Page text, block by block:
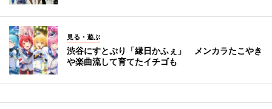
見る・遊ぶ
渋谷にすとぷり「縁日かふぇ」 メンカラたこやき
や楽曲流して育てたイチゴも